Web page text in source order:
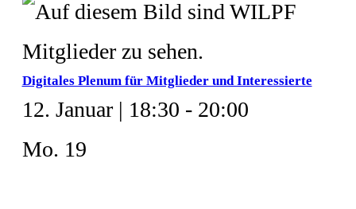
Digitales Plenum für Mitglieder und Interessierte
12. Januar | 18:30 - 20:00
Mo. 19